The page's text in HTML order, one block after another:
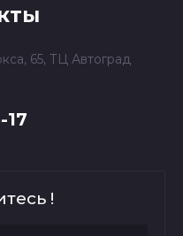
17
65, ТЦ Автоград
!